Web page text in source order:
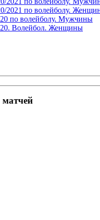
2021 по волейболу.
по волейболу. Мужчины
Волейбол. Женщины